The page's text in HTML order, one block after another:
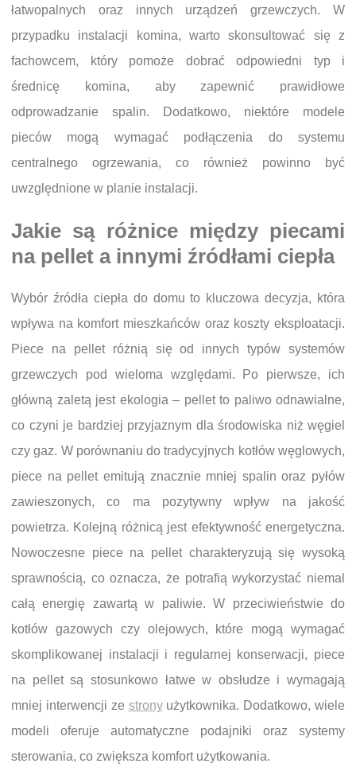
łatwopalnych oraz innych urządzeń grzewczych. W
przypadku instalacji komina, warto skonsultować się z
fachowcem, który pomoże dobrać odpowiedni typ i
średnicę komina, aby zapewnić prawidłowe
odprowadzanie spalin. Dodatkowo, niektóre modele
pieców mogą wymagać podłączenia do systemu
centralnego ogrzewania, co również powinno być
uwzględnione w planie instalacji.
Jakie są różnice między piecami
na pellet a innymi źródłami ciepła
Wybór źródła ciepła do domu to kluczowa decyzja, która
wpływa na komfort mieszkańców oraz koszty eksploatacji.
Piece na pellet różnią się od innych typów systemów
grzewczych pod wieloma względami. Po pierwsze, ich
główną zaletą jest ekologia – pellet to paliwo odnawialne,
co czyni je bardziej przyjaznym dla środowiska niż węgiel
czy gaz. W porównaniu do tradycyjnych kotłów węglowych,
piece na pellet emitują znacznie mniej spalin oraz pyłów
zawieszonych, co ma pozytywny wpływ na jakość
powietrza. Kolejną różnicą jest efektywność energetyczna.
Nowoczesne piece na pellet charakteryzują się wysoką
sprawnością, co oznacza, że potrafią wykorzystać niemal
całą energię zawartą w paliwie. W przeciwieństwie do
kotłów gazowych czy olejowych, które mogą wymagać
skomplikowanej instalacji i regularnej konserwacji, piece
na pellet są stosunkowo łatwe w obsłudze i wymagają
mniej interwencji ze stronyużytkownika. Dodatkowo, wiele
modeli oferuje automatyczne podajniki oraz systemy
sterowania, co zwiększa komfort użytkowania.